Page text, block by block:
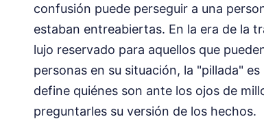
confusión puede perseguir a una
estaban entreabiertas. En la era de la
lujo reservado para aquellos que
personas en su situación, la "pillada"
define quiénes son ante los ojos de
preguntarles su versión de los hechos.